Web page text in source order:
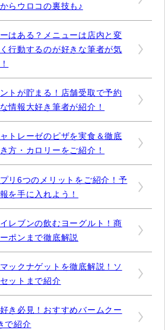
らウロコの裏技も♪
はある？メニューは店内と変
行動するのが好きな筆者が気
トが貯まる！店舗受取で予約
情報大好き筆者が紹介！
トレーゼのピザを実食＆徹底
方・カロリーをご紹介！
リ6つのメリットをご紹介！予
を手に入れよう！
レブンの飲むヨーグルト！商
ポンまで徹底解説
ックナゲットを徹底解説！ソ
ットまで紹介
き必見！おすすめバームクー
で紹介